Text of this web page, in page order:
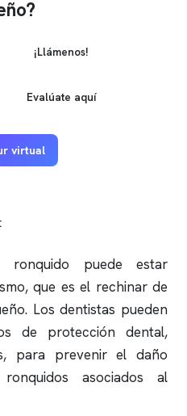
¡Llámenos!
Evalúate aquí
virtual
ronquido puede estar
que es el rechinar de
Los dentistas pueden
de protección dental,
para prevenir el daño
ronquidos asociados al